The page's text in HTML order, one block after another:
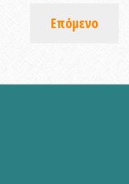
Επόμενο